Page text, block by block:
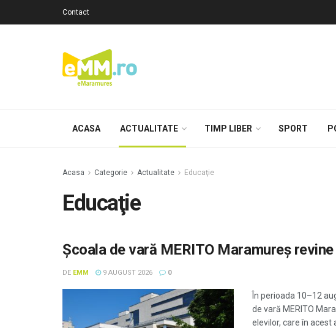
Contact
ACASA ACTUALITATE TIMP LIBER SPORT
Acasa Categorie Actualitate Educaţie
Educaţie
Școala de vară MERITO Maramureș
DE EMM 9 AUGUST 2026 0
În perioada 10–12
de vară MERITO
elevilor, care în